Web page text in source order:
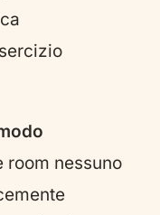
room nessuno